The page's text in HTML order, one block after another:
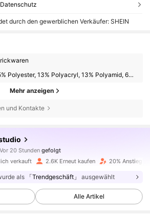
durch den gewerblichen Verkäufer: SHEIN
65% Polyester, 13% Polyacryl, 13% Polyamid, 6% Wolle, 3% Elasthan
Mehr anzeigen
und Kontakte
Vor 20 Stunden gefolgt
verkauft 2.6K Erneut kaufen 20% Anstieg
als 「Trendgeschäft」 ausgewählt
Alle Artikel